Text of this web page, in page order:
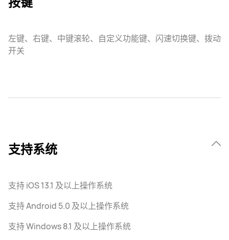
左键、右键、中键滚轮、自定义功能键、闪速切换键、拨动
开关
支持系统
支持 iOS 13.1 及以上操作系统
支持 Android 5.0 及以上操作系统
支持 Windows 8.1 及以上操作系统